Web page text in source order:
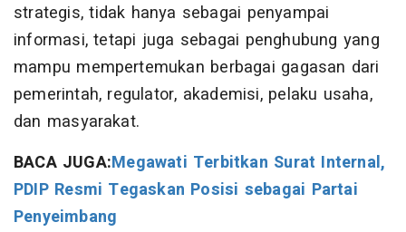
strategis, tidak hanya sebagai penyampai
informasi, tetapi juga sebagai penghubung yang
mampu mempertemukan berbagai gagasan dari
pemerintah, regulator, akademisi, pelaku usaha,
dan masyarakat.
BACA JUGA:Megawati Terbitkan Surat Internal,
PDIP Resmi Tegaskan Posisi sebagai Partai
Penyeimbang